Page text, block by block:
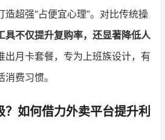
造超强“占便宜心理”。对比传统操
具不仅提升复购率，还显著降低人
出月卡套餐，专为上班族设计，有
费习惯。
？如何借力外卖平台提升利